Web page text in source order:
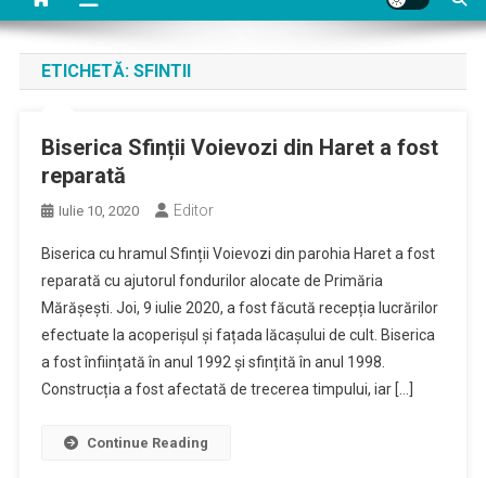
ETICHETĂ: SFINTII
Biserica Sfinții Voievozi din Haret a fost
reparată
Iulie 10, 2020 Editor
Biserica cu hramul Sfinții Voievozi din parohia Haret a fost
reparată cu ajutorul fondurilor alocate de Primăria
Mărășești. Joi, 9 iulie 2020, a fost făcută recepția lucrărilor
efectuate la acoperișul și fațada lăcașului de cult. Biserica
a fost înființată în anul 1992 și sfințită în anul 1998.
Construcția a fost afectată de trecerea timpului, iar […]
Continue Reading